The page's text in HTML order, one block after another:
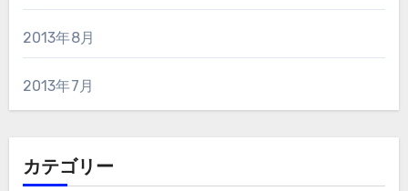
2013年8月
2013年7月
カテゴリー